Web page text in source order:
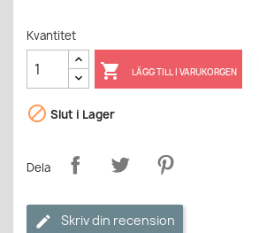
Kvantitet
 LÄGG TILL I VARUKORGEN
 Slut i Lager
Dela
Skriv din recension